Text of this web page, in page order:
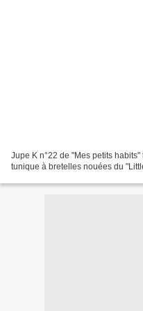
Jupe K n°22 de "Mes petits
tunique à bretelles nouées du